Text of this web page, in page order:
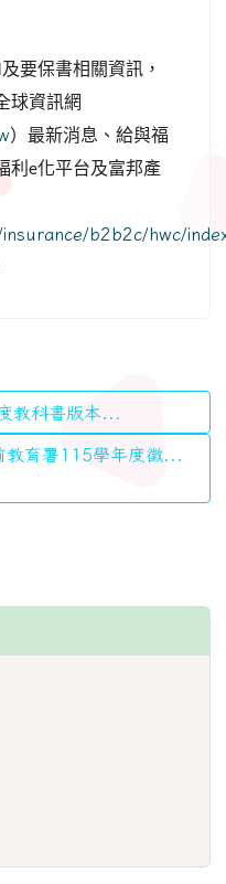
及要保書相關資訊，
球資訊網
）最新消息、給與福
利 e化平台及富邦產
b2b2c/hwc/
教科書版本...
育署115學年度徵...